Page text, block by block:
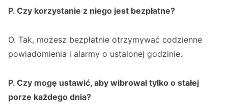
P. Czy korzystanie z niego jest bezpłatne?
O. Tak, możesz bezpłatnie otrzymywać codzienne
powiadomienia i alarmy o ustalonej godzinie.
P. Czy mogę ustawić, aby wibrował tylko o stałej
porze każdego dnia?